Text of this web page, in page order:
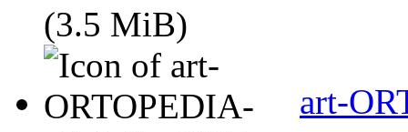
(3.5 MiB)
art-